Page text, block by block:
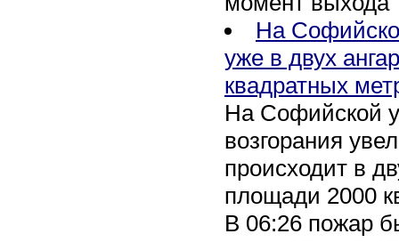
На
уже в двух
квадратных
На Софийской
возгорания
происходит в
площади 2000
В 06:26 пожар